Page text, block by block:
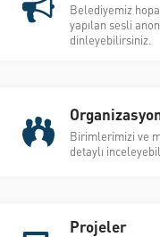
Belediyemiz
yapılan sesli
dinleyebilirsiniz.
Birimlerimizi ve
detaylı
Projeler